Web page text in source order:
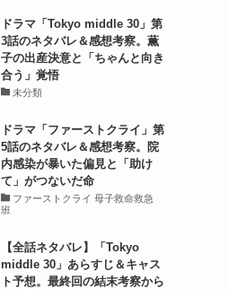
ドラマ「Tokyo middle 30」第
3話のネタバレ＆感想考察。薫
子の出産決意と「ちゃんと向き
合う」覚悟
未分類
ドラマ「ファーストクライ」第
5話のネタバレ＆感想考察。院
内感染が暴いた偏見と「助け
て」がつないだ命
ファーストクライ 母子救命救急
班
【全話ネタバレ】「Tokyo
middle 30」あらすじ＆キャス
ト予想。最終回の結末考察から